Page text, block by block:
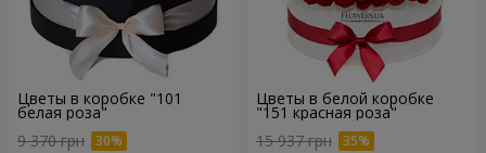
Цветы в коробке "101
белая роза"
9 370 грн
Цветы в белой коробке
"151 красная роза"
15 937 грн